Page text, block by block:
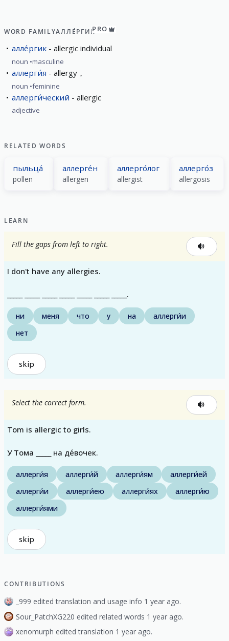
WORD FAMILYАЛЛЕ́РГИКPRO
алле́ргик allergic individual
noun masculine
аллерги́я allergy，
noun feminine
аллерги́ческий allergic
adjective
RELATED WORDS
пыльца́
pollen
аллерге́н
allergen
аллерго́лог
allergist
аллерго́з
allergosis
LEARN
Fill the gaps from left to right.
I don't have any allergies.
_____ _____ _____ _____ _____ _____ _____.
ни меня что у на
аллерги́и
нет
skip
Select the correct form.
Tom is allergic to girls.
У Тома _____ на де́вочек.
аллерги́я аллерги́й аллерги́ям
аллерги́ей
аллерги́и
аллерги́ею аллерги́ях
аллерги́ю
аллерги́ями
skip
CONTRIBUTIONS
_999 edited translation and usage info 1 year ago.
Sour_PatchXG220 edited related words 1 year ago.
xenomurph edited translation 1 year ago.